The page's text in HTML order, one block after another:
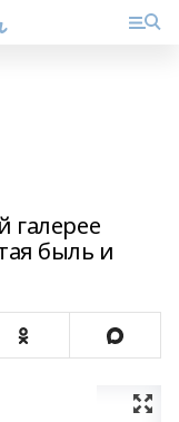
галерее
быль и